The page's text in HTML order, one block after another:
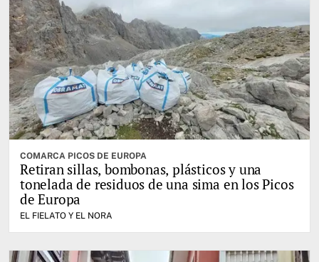
COMARCA PICOS DE EUROPA
Retiran sillas, bombonas, plásticos y una
tonelada de residuos de una sima en los Picos
de Europa
EL FIELATO Y EL NORA